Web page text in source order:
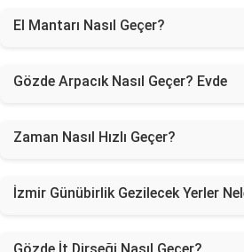
El Mantarı Nasıl Geçer?
Gözde Arpacık Nasıl Geçer? Evde
Zaman Nasıl Hızlı Geçer?
İzmir Günübirlik Gezilecek Yerler